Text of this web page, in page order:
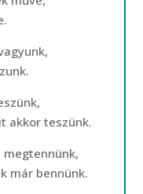
akkor teszünk.
megtennünk,
már bennünk.